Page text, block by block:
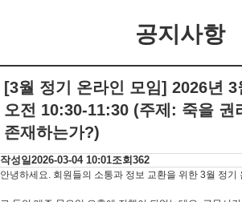
공지사항
[3월 정기 온라인 모임] 2026년 3
오전 10:30-11:30 (주제: 죽을 권
존재하는가?)
작성일2026-03-04 10:01조회 362
안녕하세요. 회원들의 소통과 정보 교환을 위한 3월 정기